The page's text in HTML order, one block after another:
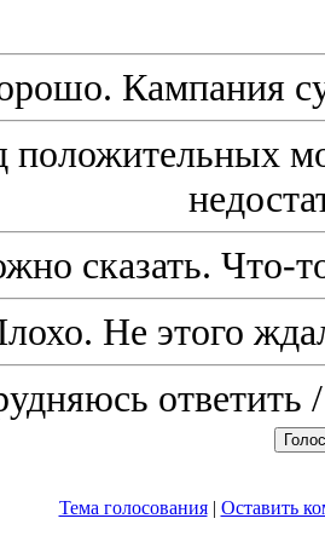
Кампания
положительных
сказать. Что-
Не этого
Тема голосования| Оставить